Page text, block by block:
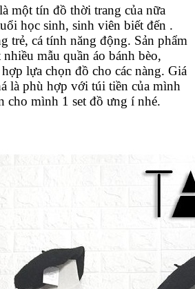
một tín đồ thời trang của nữa
học sinh, sinh viên biết đến .
trẻ, cá tính năng động. Sản phẩm
mẫu quần áo bánh bèo,
lựa chọn đồ cho các nàng. Giá
là phù hợp với túi tiền của mình
cho mình 1 set đồ ưng í nhé.